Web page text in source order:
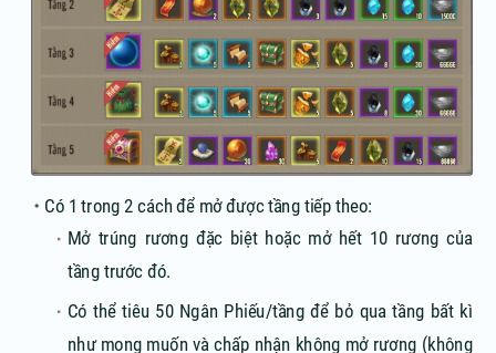
Có 1 trong 2 cách để mở được tầng tiếp theo:
Mở trúng rương đặc biệt hoặc mở hết 10 rương của
tầng trước đó.
Có thể tiêu 50 Ngân Phiếu/tầng để bỏ qua tầng bất kì
như mong muốn và chấp nhận không mở rương (không